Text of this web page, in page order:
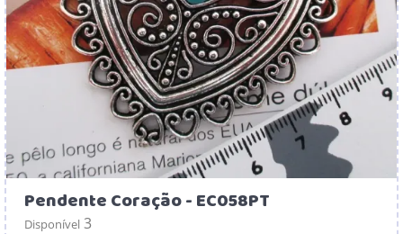
Pendente Coração - EC058PT
Disponível 3